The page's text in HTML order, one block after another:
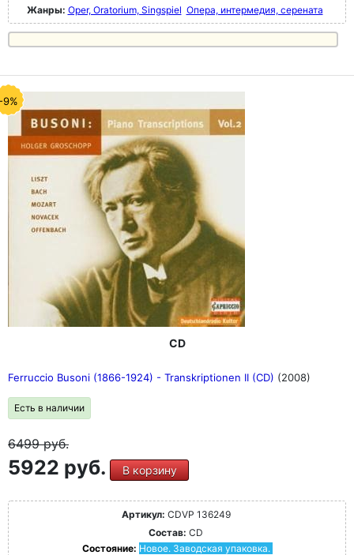
Жанры: Oper, Oratorium, Singspiel Опера, интермедия, серената
9%
CD
Ferruccio Busoni (1866-1924) - Transkriptionen II (CD) (2008)
Есть в наличии
6499руб.
5922 руб. В корзину
Артикул: CDVP 136249
Состав: CD
Состояние: Новое. Заводская упаковка.